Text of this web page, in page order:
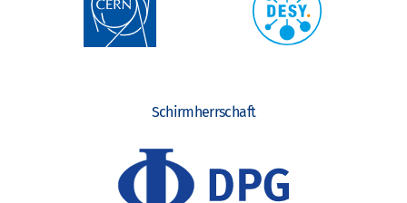
Schirmherrschaft